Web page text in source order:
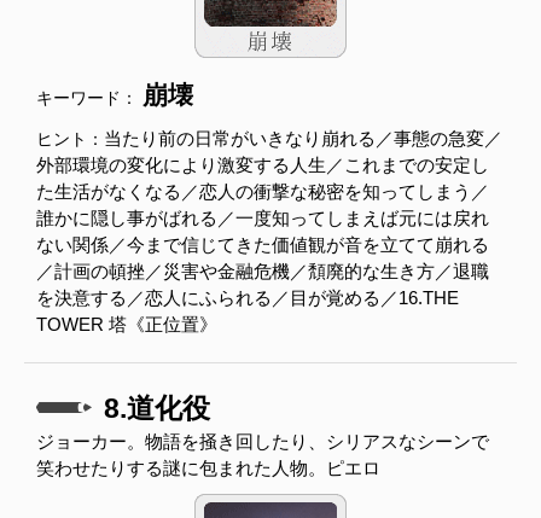
キーワード： 崩壊
ヒント： 当たり前の日常がいきなり崩れる／事態の急変／
外部環境の変化により激変する人生／これまでの安定し
た生活がなくなる／恋人の衝撃な秘密を知ってしまう／
誰かに隠し事がばれる／一度知ってしまえば元には戻れ
ない関係／今まで信じてきた価値観が音を立てて崩れる
／計画の頓挫／災害や金融危機／頽廃的な生き方／退職
を決意する／恋人にふられる／目が覚める／16.THE
TOWER 塔《正位置》
8.道化役
ジョーカー。物語を掻き回したり、シリアスなシーンで
笑わせたりする謎に包まれた人物。ピエロ